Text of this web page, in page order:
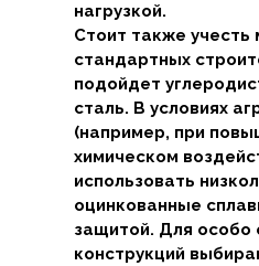
нагрузкой.
Стоит также учесть
стандартных
подойдет
сталь. В условиях
(например, при
химическом
использовать
оцинкованные
защитой. Для особо
конструкций